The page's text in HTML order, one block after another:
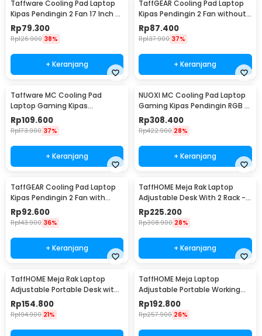
Taffware Cooling Pad Laptop
Kipas Pendingin 2 Fan 17 Inch -
N99
Rp79.300
Rp126.900 38%
+ Keranjang
TaffGEAR Cooling Pad Laptop
Kipas Pendingin 2 Fan without
Knob Speed - Q100
Rp87.400
Rp137.900 37%
+ Keranjang
Taffware MC Cooling Pad
Laptop Gaming Kipas
Pendingin 6 Fan 15.6 Inch - Q3
Rp109.600
Rp173.900 37%
+ Keranjang
NUOXI MC Cooling Pad Laptop
Gaming Kipas Pendingin RGB 2
Fan 18 Inch - X500
Rp308.400
Rp422.900 28%
+ Keranjang
TaffGEAR Cooling Pad Laptop
Kipas Pendingin 2 Fan with
Knob Speed - Q100
Rp92.600
Rp143.900 36%
+ Keranjang
TaffHOME Meja Rak Laptop
Adjustable Desk With 2 Rack -
ND03
Rp225.200
Rp308.900 28%
+ Keranjang
TaffHOME Meja Rak Laptop
Adjustable Portable Desk with 1
Rack - ND03
Rp154.800
Rp194.900 21%
TaffHOME Meja Laptop
Adjustable Portable Working
Desk 3 Layer 60x40cm - ND04
Rp192.800
Rp257.900 26%